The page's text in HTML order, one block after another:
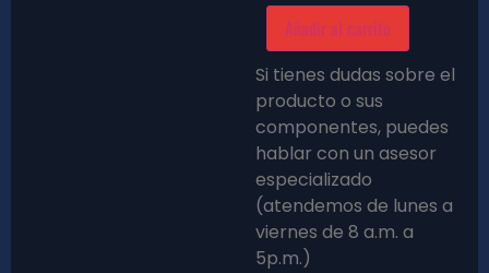
Añadir al carrito
Si tienes dudas sobre el
producto o sus
componentes, puedes
hablar con un asesor
especializado
(atendemos de lunes a
viernes de 8 a.m. a
5p.m.)